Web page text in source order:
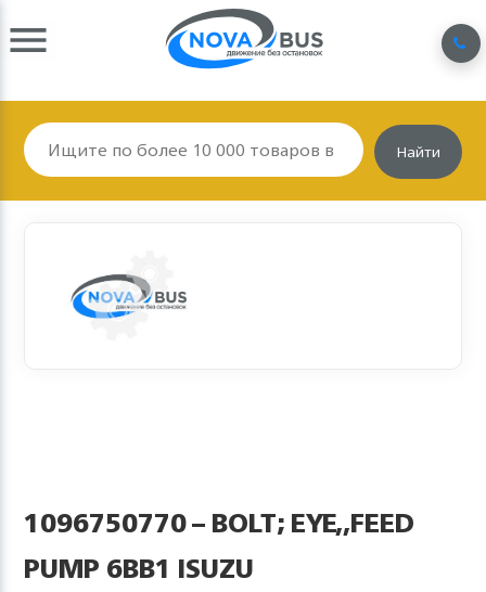
Найти
1096750770 – BOLT; EYE,,FEED
PUMP 6BB1 ISUZU